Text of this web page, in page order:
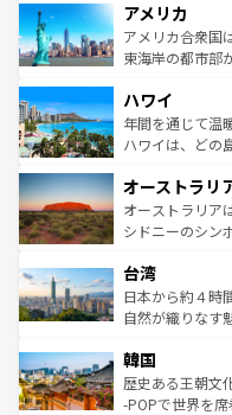
ンツ一覧を参照
の建物がそのま
博物館もあり、
ことができる。
ば市内交通費無料
着のスイス情報
アメリカ
アメリカ合衆国
東海岸の都市部
のような巨大都
ンメントが詰ま
西部には大自然
部のニューオー
文化が魅力。旅
しみながら、そ
ならではの贅沢な旅のスタ
情報はコンテン
ハワイ
年間を通じて温
ハワイは、どの
ワイ島は見逃せ
島だが、静かな
おすすめ。エメ
れるおもてなし
人々、おいしい
ク、伝統的なフ
ワイを、存分に味わってほし
はコンテンツ一
オーストラリ
オーストラリア
シドニーのシン
リアリーフや大
ク）、タスマニ
ど、見どころが
いる。アクティ
ビング、ハイキ
い。オーストラ
台湾
日本から約４時
自然が織りなす
ン）、静ひつな
と山間の静けさ
驚きをもたらし
韓国
歴史ある王朝文
-POPで世界を